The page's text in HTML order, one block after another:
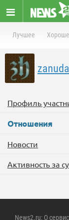
Лучшее
Профиль
Отношения
Новости
Активность за
News2.ru: О